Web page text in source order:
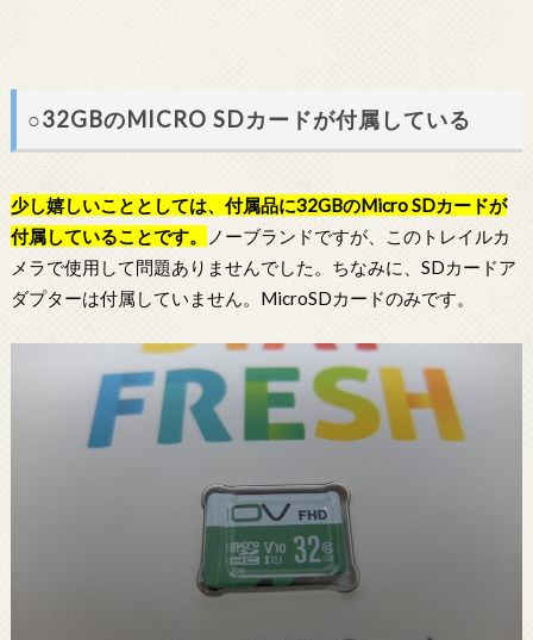
○32GBのMICRO SDカードが付属している
少し嬉しいこととしては、付属品に32GBのMicro SDカードが
付属していることです。
ノーブランドですが、このトレイルカ
メラで使用して問題ありませんでした。ちなみに、SDカードア
ダプターは付属していません。MicroSDカードのみです。